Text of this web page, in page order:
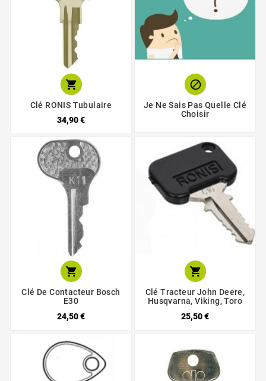

Clé RONIS Tubulaire
34,90 €

Je Ne Sais Pas Quelle Clé
Choisir

Clé De Contacteur Bosch
E30
24,50 €

Clé Tracteur John Deere,
Husqvarna, Viking, Toro
25,50 €